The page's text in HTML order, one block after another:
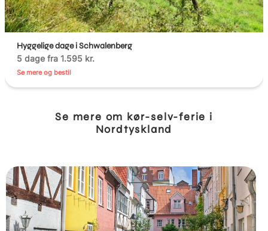
Hyggelige dage i Schwalenberg
5 dage fra 1.595 kr.
Se mere og bestil
Se mere om kør-selv-ferie i
Nordtyskland